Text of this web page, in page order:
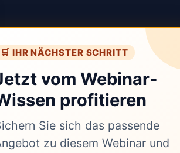
🛒 IHR NÄCHSTER SCHRITT
vom Webinar-
profitieren
Sie sich das passende
zu diesem Webinar und